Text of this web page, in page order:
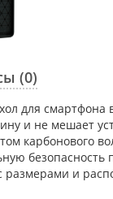
(0)
для смартфона
и не мешает
карбонового
размерами и